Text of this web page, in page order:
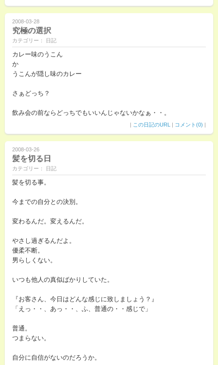
2008-03-28
究極の選択
カテゴリー： 日記
カレー味のうこん
か
うこんが隠し味のカレー
さぁどっち？
飲み会の前ならどっちでもいいんじゃないかなぁ・・。
| この日記のURL | コメント(0) |
2008-03-26
髪を切る日
カテゴリー： 日記
髪を切る事。
今までの自分との決別。
変わるんだ。変えるんだ。
やさし過ぎるんだよ。
優柔不断。
男らしくない。
いつも他人の真似ばかりしていた。
『お客さん、今日はどんな感じに致しましょう？』
「えっ・・、あっ・・、ふ、普通の・・感じで」
普通。
つまらない。
自分に自信がないのだろうか。